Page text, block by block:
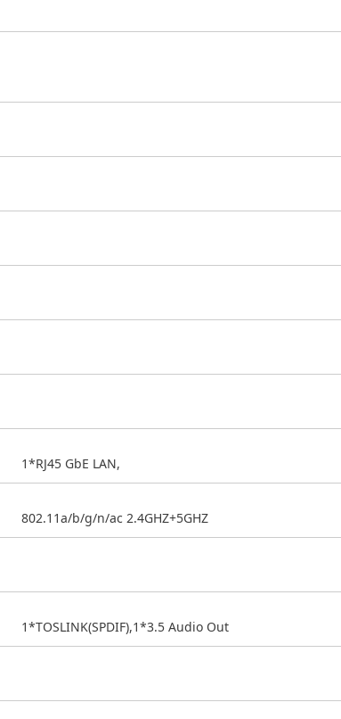
1*RJ45 GbE LAN,
802.11a/b/g/n/ac 2.4GHZ+5GHZ
1*TOSLINK(SPDIF),1*3.5 Audio Out